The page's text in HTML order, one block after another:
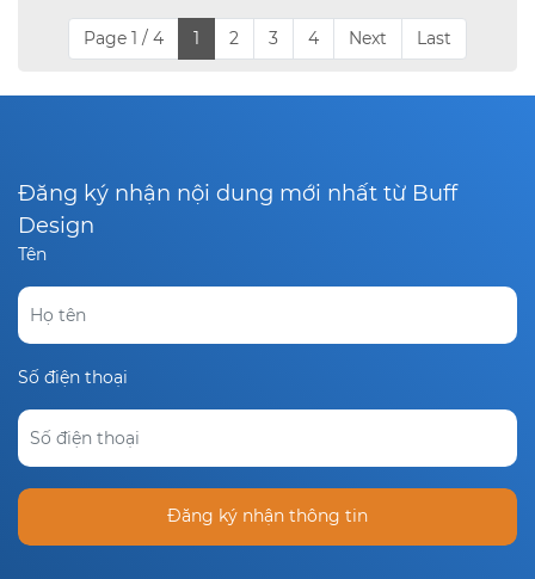
Page 1 / 4 1 2 3 4 Next Last
Đăng ký nhận nội dung mới nhất từ Buff
Design
Tên
Số điện thoại